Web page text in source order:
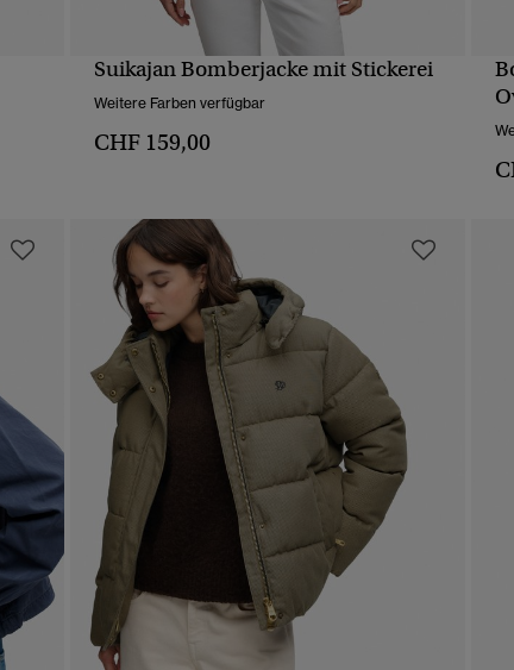
SCHNELLANSICHT
Suikajan Bomberjacke mit Stickerei
Weitere Farben verfügbar
CHF 159,00